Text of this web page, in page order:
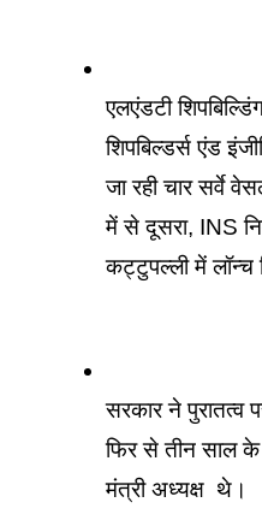
एलएंडटी
शिपबिल्डर्स एंड
जा रही चार सर्वे
में से दूसरा, INS
कट्टुपल्ली में लॉन्च
सरकार ने पुरातत्व
फिर से तीन साल
मंत्री अध्यक्ष  थे।